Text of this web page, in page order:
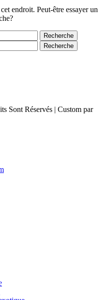
endroit. Peut-être essayer un
Sont Réservés | Custom par